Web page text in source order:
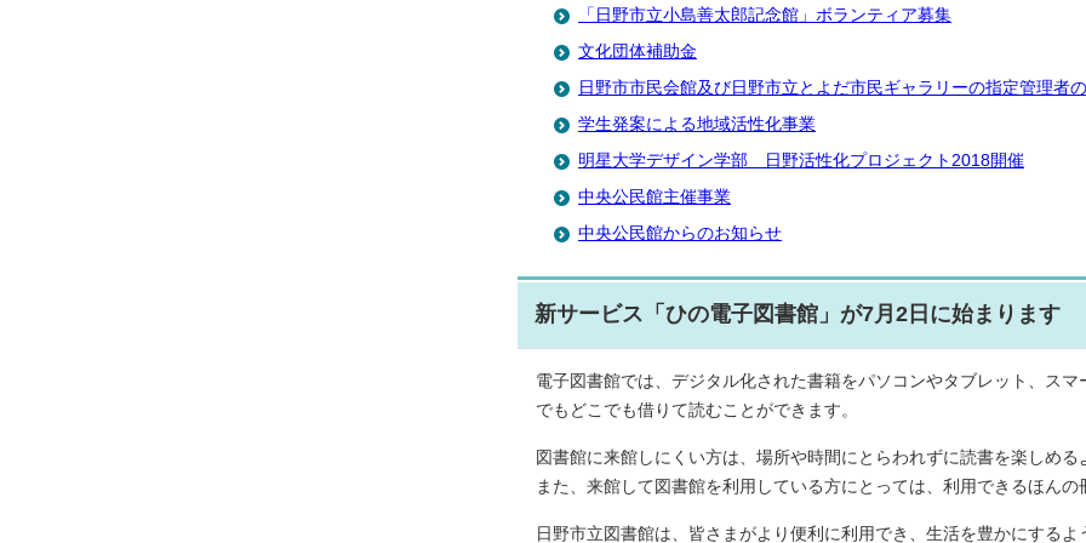
「日野市立小島善太郎記念館」ボランティア募集
文化団体補助金
日野市市民会館及び日野市立とよだ市民ギャラリーの指定管理者
学生発案による地域活性化事業
明星大学デザイン学部 日野活性化プロジェクト2018開催
中央公民館主催事業
中央公民館からのお知らせ
新サービス「ひの電子図書館」が7月2日に始まります
電子図書館では、デジタル化された書籍をパソコンやタブレット、ス
でもどこでも借りて読むことができます。
図書館に来館しにくい方は、場所や時間にとらわれずに読書を楽しめる
また、来館して図書館を利用している方にとっては、利用できるほん
日野市立図書館は、皆さまがより便利に利用でき、生活を豊かにする